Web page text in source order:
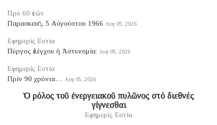
Πρό 60 ἐτῶν
Παρασκευή, 5 Αὐγούστου 1966 Αυγ 05, 2026
Εφημερίς Εστία
Πύργος ἐλέγχου ἡ Ἀστυνομία; Αυγ 05, 2026
Εφημερίς Εστία
Πρίν 90 χρόνια… Αυγ 05, 2026
Ὁ ρόλος τοῦ ἐνεργειακοῦ πυλῶνος στό διεθνές
γίγνεσθαι
Εφημερίς Εστία